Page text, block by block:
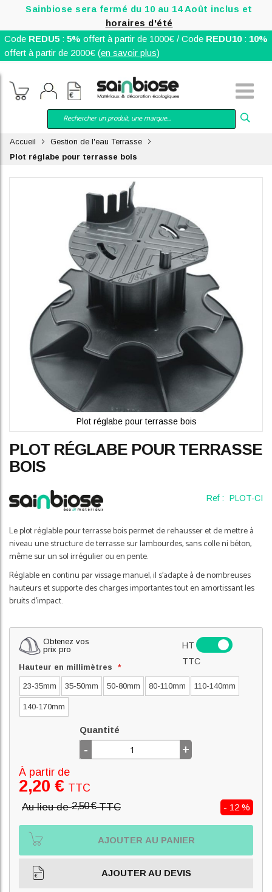
Sainbiose sera fermé du 10 au 14 Août inclus et
horaires d'été
Code REDU5: 5% offert à partir de 1000€ / Code REDU10: 10%
offert à partir de 2000€ (en savoir plus)
Accueil
Gestion de l'eau Terrasse
Plot réglabe pour terrasse bois
PLOT RÉGLABE POUR TERRASSE
BOIS
Ref : PLOT-CI
Le plot réglable pour terrasse bois permet de rehausser et de mettre à
niveau une structure de terrasse sur lambourdes, sans colle ni béton,
même sur un sol irrégulier ou en pente.
Réglable en continu par vissage manuel, il s'adapte à de nombreuses
hauteurs et supporte des charges importantes tout en amortissant les
bruits d'impact.
Plot réglabe pour terrasse bois
to
the
beginning
the
images
Obtenez vos
prix pro
HT
TTC
Hauteur en millimètres
23-35mm 35-50mm 50-80mm 80-110mm 110-140mm
140-170mm
Quantité
- +
À partir de
2,20 € TTC
Au lieu de2,50 €TTC - 12 %
AJOUTER AU PANIER
AJOUTER AU DEVIS